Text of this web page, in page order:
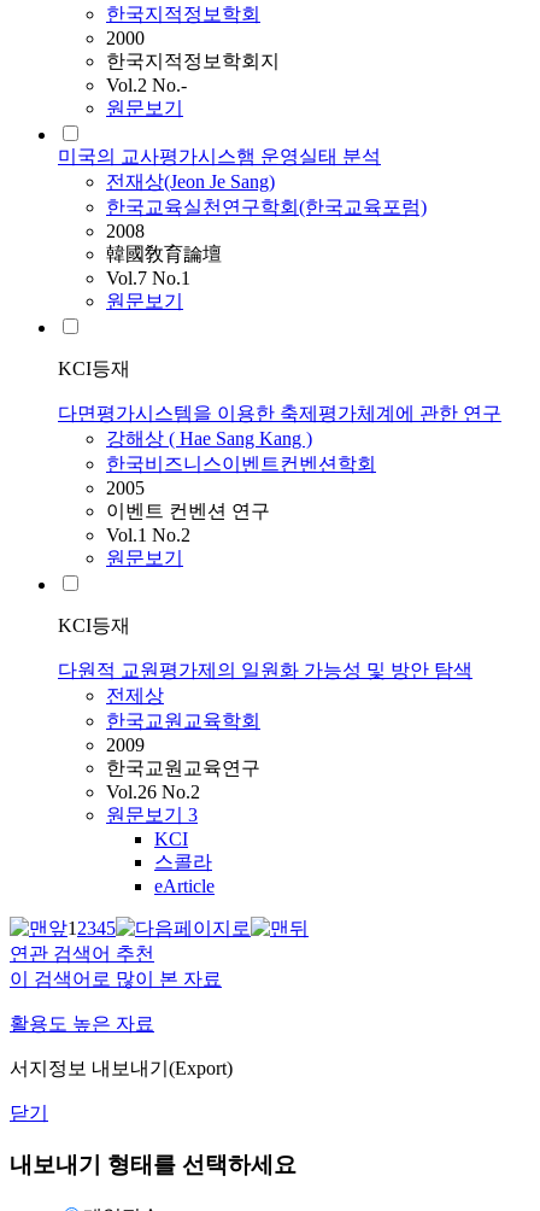
한국지적정보학회
2000
한국지적정보학회지
Vol.2 No.-
원문보기
미국의 교사평가시스햄 운영실태 분석
전재상(Jeon Je Sang)
한국교육실천연구학회(한국교육포럼)
2008
韓國敎育論壇
Vol.7 No.1
원문보기
KCI등재
다면평가시스템을 이용한 축제평가체계에 관한 연구
강해상 ( Hae Sang Kang )
한국비즈니스이벤트컨벤션학회
2005
이벤트 컨벤션 연구
Vol.1 No.2
원문보기
KCI등재
다원적 교원평가제의 일원화 가능성 및 방안 탐색
전제상
한국교원교육학회
2009
한국교원교육연구
Vol.26 No.2
원문보기 3
KCI
스콜라
eArticle
12345
연관 검색어 추천
이 검색어로 많이 본 자료
활용도 높은 자료
서지정보 내보내기(Export)
닫기
내보내기 형태를 선택하세요